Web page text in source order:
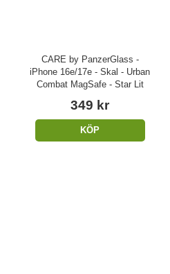
CARE by PanzerGlass -
iPhone 16e/17e - Skal - Urban
Combat MagSafe - Star Lit
349 kr
KÖP